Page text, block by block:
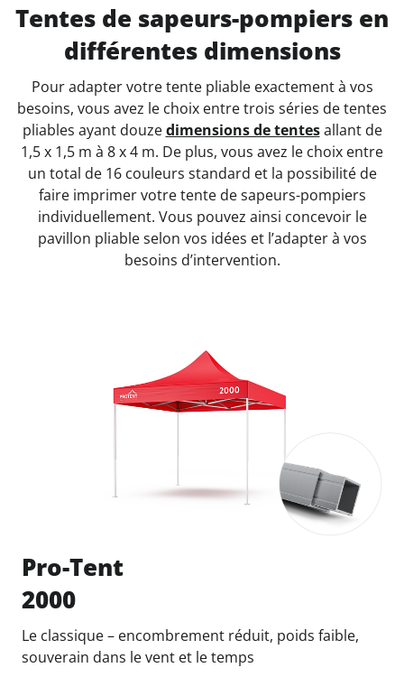
Tentes de sapeurs-pompiers en
différentes dimensions
Pour adapter votre tente pliable exactement à vos
besoins, vous avez le choix entre trois séries de tentes
pliables ayant douzedimensions de tentesallant de
1,5 x 1,5 m à 8 x 4 m. De plus, vous avez le choix entre
un total de 16 couleurs standard et la possibilité de
faire imprimer votre tente de sapeurs-pompiers
individuellement. Vous pouvez ainsi concevoir le
pavillon pliable selon vos idées et l’adapter à vos
besoins d’intervention.
Pro-Tent
2000
Le classique – encombrement réduit, poids faible,
souverain dans le vent et le temps